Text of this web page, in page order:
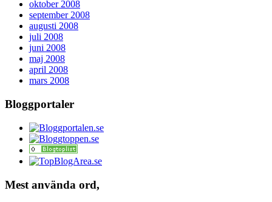
oktober 2008
september 2008
augusti 2008
juli 2008
juni 2008
maj 2008
april 2008
mars 2008
Bloggportaler
Mest använda ord,